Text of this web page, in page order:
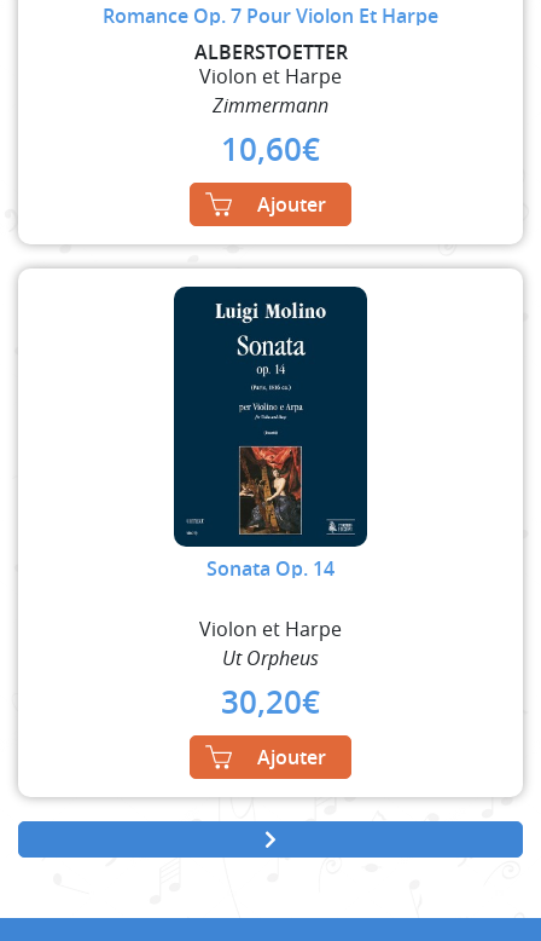
Romance Op. 7 Pour Violon Et Harpe
ALBERSTOETTER
Violon et Harpe
Zimmermann
10,60€
Ajouter
Sonata Op. 14
Violon et Harpe
Ut Orpheus
30,20€
Ajouter